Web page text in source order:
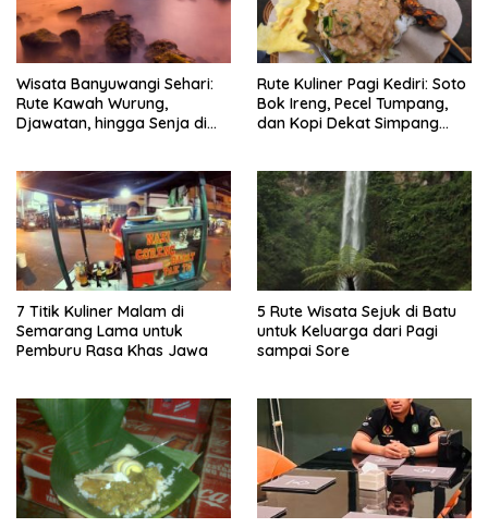
Wisata Banyuwangi Sehari:
Rute Kawah Wurung,
Djawatan, hingga Senja di
Rute Kuliner Pagi Kediri: Soto
Bok Ireng, Pecel Tumpang,
dan Kopi Dekat Simpang
7 Titik Kuliner Malam di
Semarang Lama untuk
Pemburu Rasa Khas Jawa
5 Rute Wisata Sejuk di Batu
untuk Keluarga dari Pagi
sampai Sore